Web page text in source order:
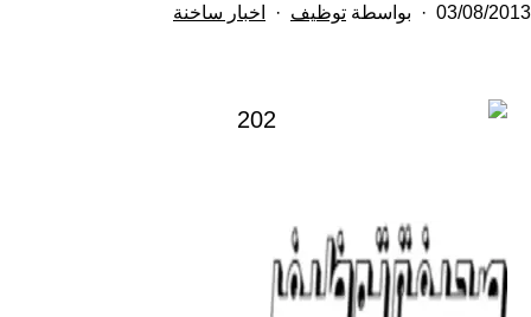
تم
03/08/2013 بواسطة توظيف
مصنف
اخبار ساخنة